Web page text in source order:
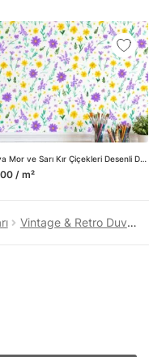
Suluboya Mor ve Sarı Kır Çiçekleri Desenli Duvar Kağıdı, Çocuk Odası İçin Neşeli Botanik Duvar Posteri
/ m²
tasarımının önemini
olduğunu kabul
sürekli genişletiyor ve
trendlerin oluşumunda
bizimle iletişime
Vintage & Retro Duvar Kağıtları